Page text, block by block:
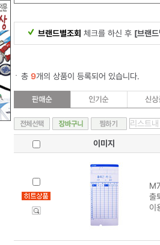
브랜드별조회 체크를 하신 후 [브랜
총 9개의 상품이 등록되어 있습니다.
이미지
출
이